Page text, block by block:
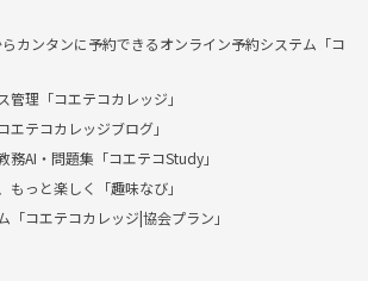
カンタンに予約できるオンライン予約システム「コ
管理「コエテコカレッジ」
テコカレッジブログ」
AI・問題集「コエテコStudy」
っと楽しく「趣味なび」
コエテコカレッジ|協会プラン」